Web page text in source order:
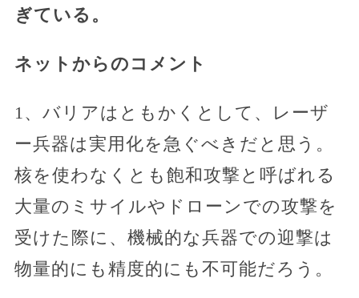
ぎている。
ネットからのコメント
1、バリアはともかくとして、レーザ
ー兵器は実用化を急ぐべきだと思う。
核を使わなくとも飽和攻撃と呼ばれる
大量のミサイルやドローンでの攻撃を
受けた際に、機械的な兵器での迎撃は
物量的にも精度的にも不可能だろう。